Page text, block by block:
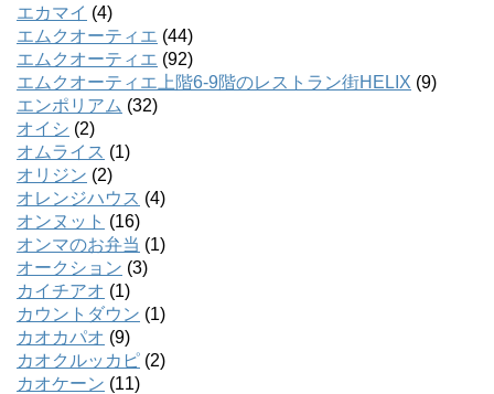
エカマイ (4)
エムクオーティエ (44)
エムクオーティエ (92)
エムクオーティエ上階6-9階のレストラン街HELIX (9)
エンポリアム (32)
オイシ (2)
オムライス (1)
オリジン (2)
オレンジハウス (4)
オンヌット (16)
オンマのお弁当 (1)
オークション (3)
カイチアオ (1)
カウントダウン (1)
カオカパオ (9)
カオクルッカピ (2)
カオケーン (11)